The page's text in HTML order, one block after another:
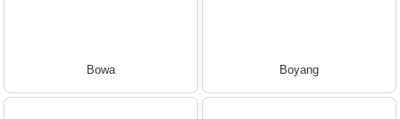
Bowa Boyang